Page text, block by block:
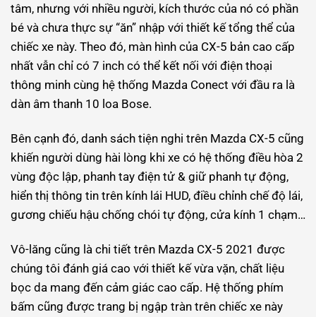
tâm, nhưng với nhiều người, kích thước của nó có phần
bé và chưa thực sự “ăn” nhập với thiết kế tổng thể của
chiếc xe này. Theo đó, màn hình của CX-5 bản cao cấp
nhất vẫn chỉ có 7 inch có thể kết nối với điện thoại
thông minh cùng hệ thống Mazda Conect với đầu ra là
dàn âm thanh 10 loa Bose.
Bên cạnh đó, danh sách tiện nghi trên Mazda CX-5 cũng
khiến người dùng hài lòng khi xe có hệ thống điều hòa 2
vùng độc lập, phanh tay điện tử & giữ phanh tự động,
hiển thị thông tin trên kính lái HUD, điều chỉnh chế độ lái,
gương chiếu hậu chống chói tự động, cửa kính 1 chạm…
Vô-lăng cũng là chi tiết trên Mazda CX-5 2021 được
chúng tôi đánh giá cao với thiết kế vừa vặn, chất liệu
bọc da mang đến cảm giác cao cấp. Hệ thống phím
bấm cũng được trang bị ngập tràn trên chiếc xe này